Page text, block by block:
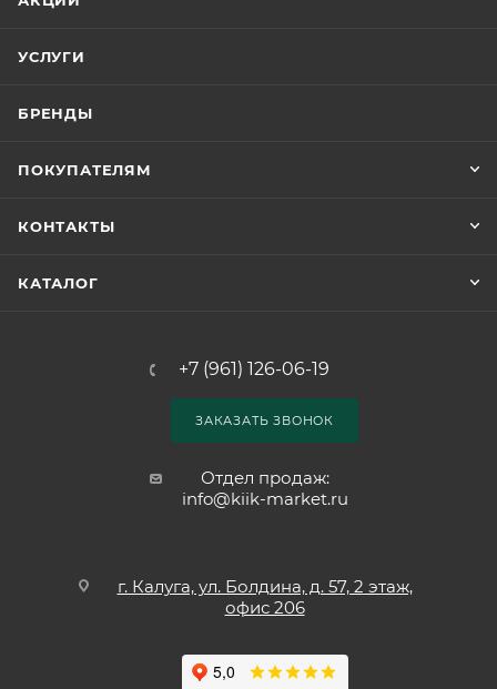
УСЛУГИ
БРЕНДЫ
ПОКУПАТЕЛЯМ
КОНТАКТЫ
КАТАЛОГ
+7 (961) 126-06-19
ЗАКАЗАТЬ ЗВОНОК
Отдел продаж:
info@kiik-market.ru
г. Калуга, ул. Болдина, д. 57, 2 этаж,
офис 206